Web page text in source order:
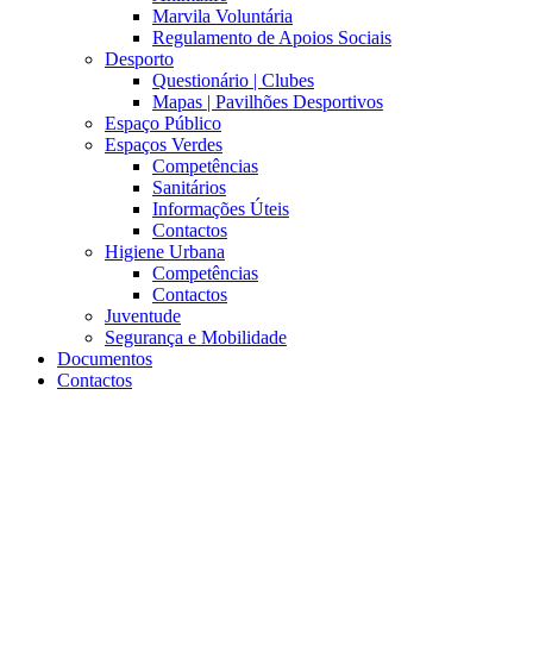
Marvila Voluntária
Regulamento de Apoios Sociais
Desporto
Questionário | Clubes
Mapas | Pavilhões Desportivos
Espaço Público
Espaços Verdes
Competências
Sanitários
Informações Úteis
Contactos
Higiene Urbana
Competências
Contactos
Juventude
Segurança e Mobilidade
Documentos
Contactos